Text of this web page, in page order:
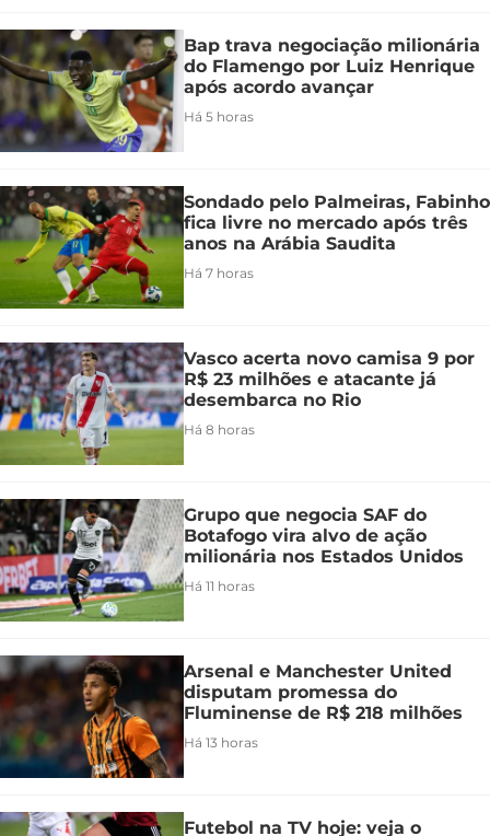
Bap trava negociação milionária
do Flamengo por Luiz Henrique
após acordo avançar
Há 5 horas
Sondado pelo Palmeiras, Fabinho
fica livre no mercado após três
anos na Arábia Saudita
Há 7 horas
Vasco acerta novo camisa 9 por
R$ 23 milhões e atacante já
desembarca no Rio
Há 8 horas
Grupo que negocia SAF do
Botafogo vira alvo de ação
milionária nos Estados Unidos
Há 11 horas
Arsenal e Manchester United
disputam promessa do
Fluminense de R$ 218 milhões
Há 13 horas
Futebol na TV hoje: veja o